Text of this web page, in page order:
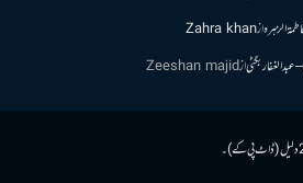
ازZahra khan
بگٹیازZeeshan majid